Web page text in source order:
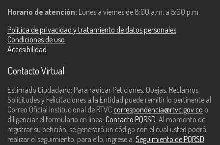
Horario de atención: Lunes a viernes de 8:00 a.m. a 5:00 p.m.
Política de privacidad y tratamiento de datos personales
Condiciones de uso
Accesibilidad
Contacto Virtual
Estimado Ciudadano: Para radicar Peticiones, Quejas, Reclamos,
Solicitudes y Felicitaciones a la Entidad puede remitir lo pertinente al
Correo Oficial Institucional de RTVC correspondencia@rtvc.gov.co o
diligenciar el formulario en línea: Contacto PQRSD. Al momento de
registrar su petición, se generará un código con el cual usted podrá
realizar el seguimiento, para ello, ingrese a: Seguimiento de PQRSD